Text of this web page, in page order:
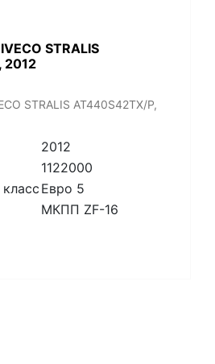
STRALIS
2012
STRALIS AT440S42TX/P,
2012
1122000
Евро 5
МКПП ZF-16